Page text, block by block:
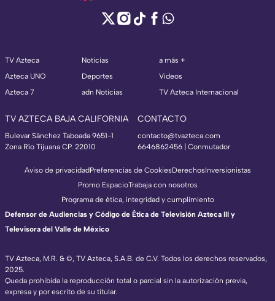
TV Azteca
Azteca UNO
Azteca 7
Noticias
Deportes
adn Noticias
a más +
Videos
TV Azteca Internacional
TV AZTECA BAJA CALIFORNIA
Bulevar Sánchez Taboada 9651-1
Zona Río Tijuana CP. 22010
CONTACTO
contacto@tvazteca.com
6646862456 | Conmutador
TV Azteca, M.R. & ©, TV Azteca, S.A.B. de C.V. Todos los derechos reservados,
2025.
Queda prohibida la reproducción total o parcial sin la autorización previa,
expresa y por escrito de su titular.
Aviso de privacidadPreferencias de CookiesDerechosInversionistas
Promo EspacioTrabaja con nosotros
Programa de ética, integridad y cumplimiento
Defensor de Audiencias y Código de Ética de Televisión Azteca III y
Televisora del Valle de México